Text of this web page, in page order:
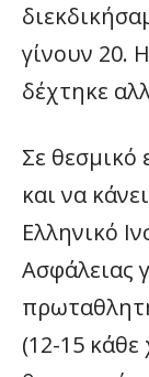
γίνουν 20.
δέχτηκε
Σε θεσμικό
και να
Ελληνικό
Ασφάλειας
(12-15